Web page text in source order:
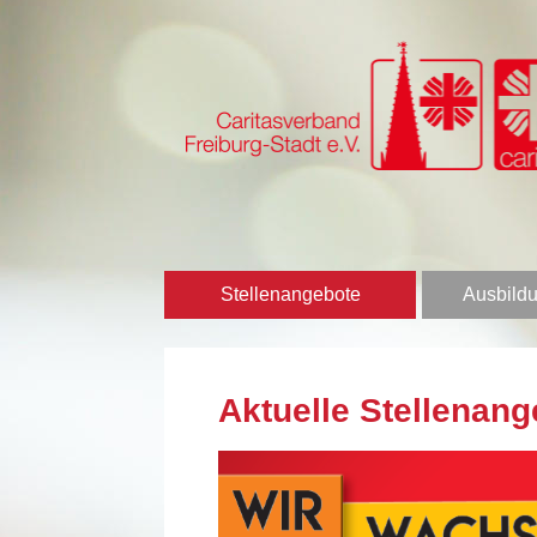
Stellenangebote
Aktuelle